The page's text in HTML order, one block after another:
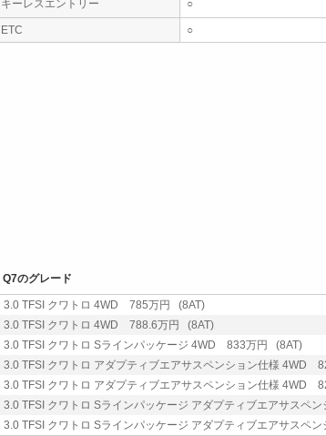
キーレスエントリー ○
ETC ○
Q7のグレード
3.0 TFSI クワトロ 4WD 785万円 (8AT)
3.0 TFSI クワトロ 4WD 788.6万円 (8AT)
3.0 TFSI クワトロ Sラインパッケージ 4WD 833万円 (8AT)
3.0 TFSI クワトロ アダプティブエアサスペンション仕様 4WD
3.0 TFSI クワトロ アダプティブエアサスペンション仕様 4WD
3.0 TFSI クワトロ Sラインパッケージ アダプティブエアサス
3.0 TFSI クワトロ Sラインパッケージ アダプティブエアサス